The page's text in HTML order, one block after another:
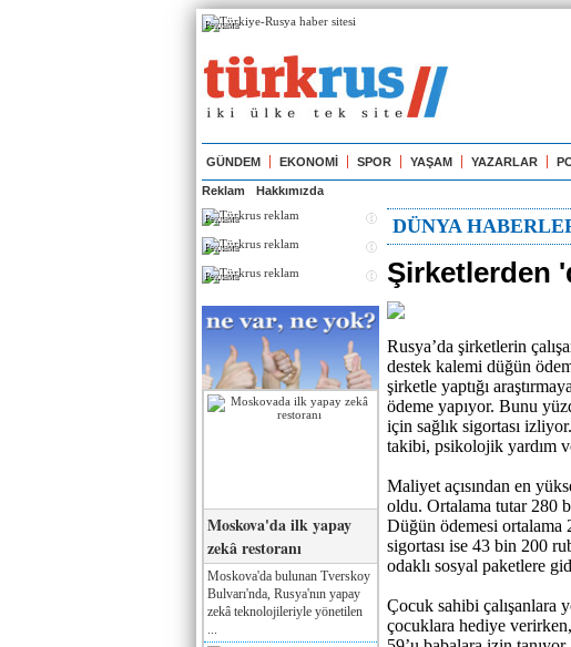
Реклама
GÜNDEM EKONOMİ SPOR YAŞAM YAZARLAR
Reklam Hakkımızda
Реклама
Реклама
Реклама
Moskova'da ilk yapay
zekâ restoranı
Moskova'da bulunan Tverskoy
Bulvarı'nda, Rusya'nın yapay
zekâ teknolojileriyle yönetilen
DÜNYA
Şirketlerden
Rusya’da şirketlerin
destek kalemi düğün
şirketle yaptığı
ödeme yapıyor. Bunu
için sağlık sigortası
takibi, psikolojik yardım
Maliyet açısından en
oldu. Ortalama tutar 280
Düğün ödemesi ortalama
sigortası ise 43 bin 200
odaklı sosyal paketlere
Çocuk sahibi çalışanlara
çocuklara hediye